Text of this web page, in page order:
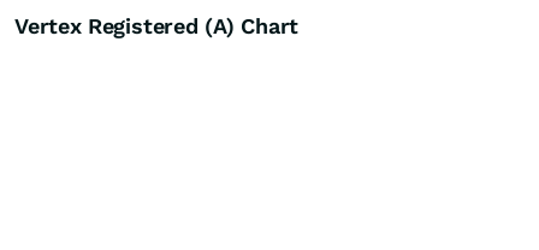
Vertex Registered (A) Chart